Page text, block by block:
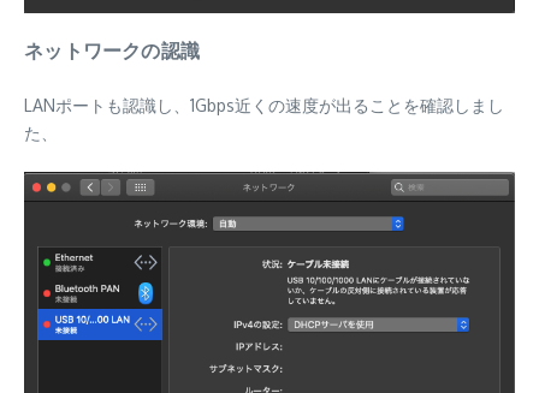
ネットワークの認識
LANポートも認識し、1Gbps近くの速度が出ることを確認しまし
た、